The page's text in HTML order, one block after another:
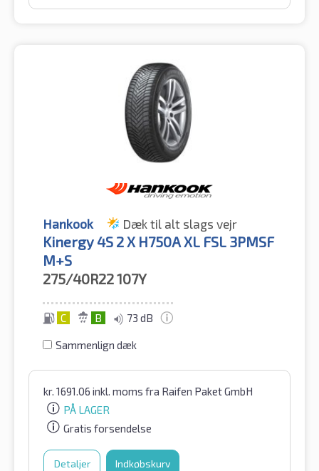
Hankook Dæk til alt slags vejr
Kinergy 4S 2 X H750A XL FSL 3PMSF
M+S
275/40R22107Y
C B 73 dB
Sammenlign dæk
kr. 1691.06 inkl. moms fra Raifen Paket GmbH
PÅ LAGER
Gratis forsendelse
Detaljer Indkøbskurv